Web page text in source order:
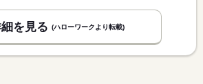
を見る (ハローワークより転載)